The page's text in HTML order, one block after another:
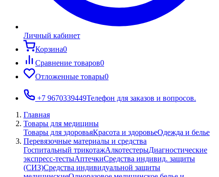
Личный кабинет
Корзина0
Сравнение товаров0
Отложенные товары0
+7 9670339449Телефон для заказов и вопросов.
Главная
Товары для медицины
Товары для здоровьяКрасота и здоровьеОдежда и белье
Перевязочные материалы и средства
Госпитальный трикотажАлкотестерыДиагностические
экспресс-тестыАптечкиСредства индивид. защиты
(СИЗ)Средства индивидуальной защиты